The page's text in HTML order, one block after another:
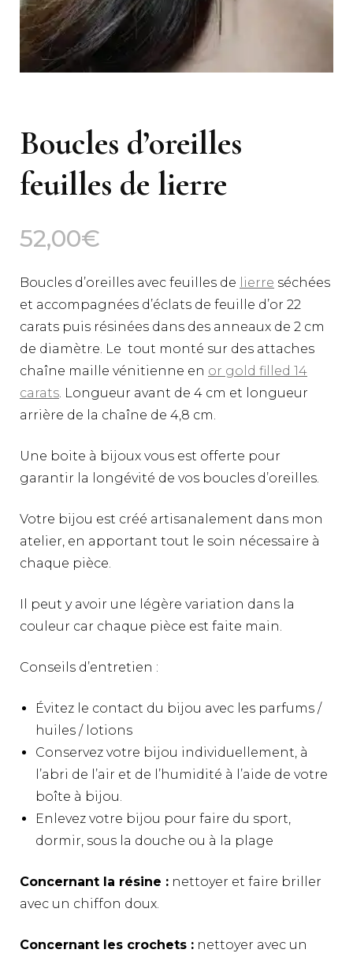
Boucles d’oreilles
feuilles de lierre
52,00€
Boucles d’oreilles avec feuilles de lierre séchées
et accompagnées d’éclats de feuille d’or 22
carats puis résinées dans des anneaux de 2 cm
de diamètre. Le tout monté sur des attaches
chaîne maille vénitienne en or gold filled 14
carats. Longueur avant de 4 cm et longueur
arrière de la chaîne de 4,8 cm.
Une boite à bijoux vous est offerte pour
garantir la longévité de vos boucles d’oreilles.
Votre bijou est créé artisanalement dans mon
atelier, en apportant tout le soin nécessaire à
chaque pièce.
Il peut y avoir une légère variation dans la
couleur car chaque pièce est faite main.
Conseils d’entretien :
Évitez le contact du bijou avec les parfums /
huiles / lotions
Conservez votre bijou individuellement, à
l’abri de l’air et de l’humidité à l’aide de votre
boîte à bijou.
Enlevez votre bijou pour faire du sport,
dormir, sous la douche ou à la plage
Concernant la résine : nettoyer et faire briller
avec un chiffon doux.
Concernant les crochets : nettoyer avec un